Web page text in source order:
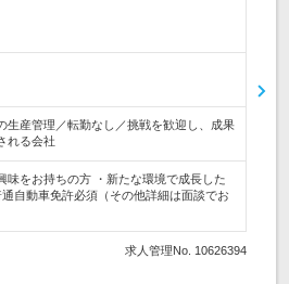
生産管理／転勤なし／挑戦を歓迎し、成果
れる会社
味をお持ちの方 ・新たな環境で成長した
自動車免許必須（その他詳細は面談でお
求人管理No. 10626394